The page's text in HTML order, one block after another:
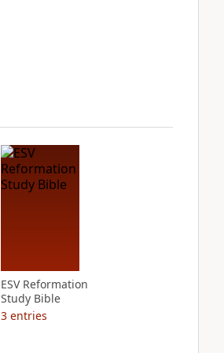
ESV Reformation
Study Bible
3 entries